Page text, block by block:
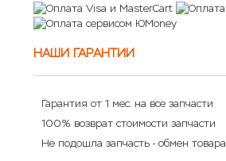
НАШИ ГАРАНТИИ
Гарантия от 1 мес. на все запчасти
100% возврат стоимости запчасти
Не подошла запчасть - обмен товара